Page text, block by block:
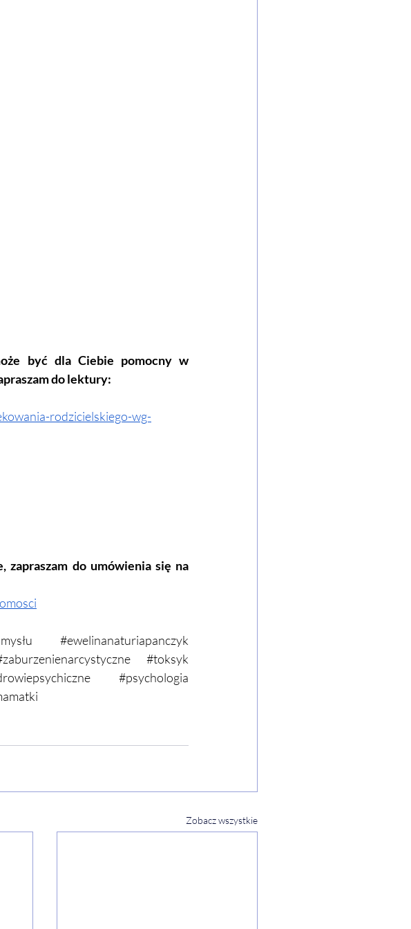
być dla Ciebie pomocny w
do lektury:
rodzicielskiego-wg-
zapraszam do umówienia się na
#ewelinanaturiapanczyk
#toksyk
#psychologia
Zobacz wszystkie